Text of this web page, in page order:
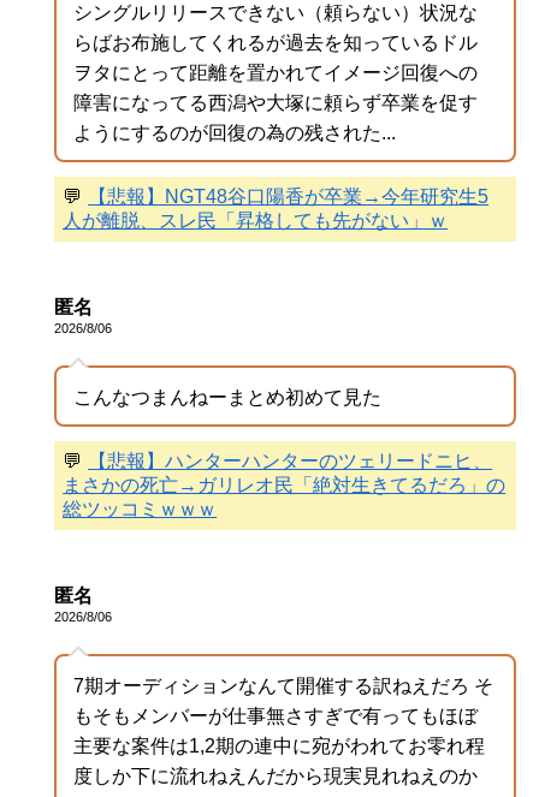
シングルリリースできない（頼らない）状況な
らばお布施してくれるが過去を知っているドル
ヲタにとって距離を置かれてイメージ回復への
障害になってる西潟や大塚に頼らず卒業を促す
ようにするのが回復の為の残された...
💬
【悲報】NGT48谷口陽香が卒業→今年研究生5
人が離脱、スレ民「昇格しても先がない」ｗ
匿名
2026/8/06
こんなつまんねーまとめ初めて見た
💬
【悲報】ハンターハンターのツェリードニヒ、
まさかの死亡→ガリレオ民「絶対生きてるだろ」の
総ツッコミｗｗｗ
匿名
2026/8/06
7期オーディションなんて開催する訳ねえだろ そ
もそもメンバーが仕事無さすぎで有ってもほぼ
主要な案件は1,2期の連中に宛がわれてお零れ程
度しか下に流れねえんだから現実見れねえのか